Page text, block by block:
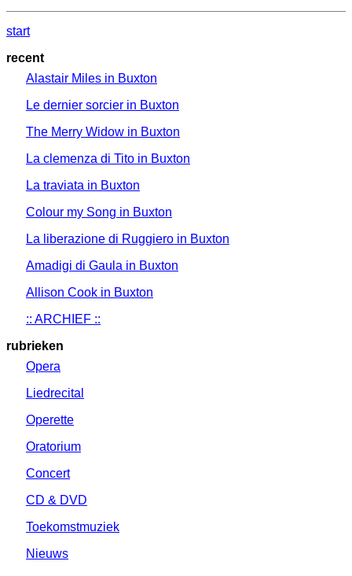
start
recent
Alastair Miles in Buxton
Le dernier sorcier in Buxton
The Merry Widow in Buxton
La clemenza di Tito in Buxton
La traviata in Buxton
Colour my Song in Buxton
La liberazione di Ruggiero in Buxton
Amadigi di Gaula in Buxton
Allison Cook in Buxton
:: ARCHIEF ::
rubrieken
Opera
Liedrecital
Operette
Oratorium
Concert
CD & DVD
Toekomstmuziek
Nieuws